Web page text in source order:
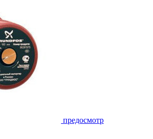
предосмотр